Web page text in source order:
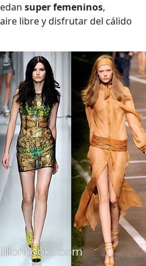
super femeninos,
libre y disfrutar del cálido